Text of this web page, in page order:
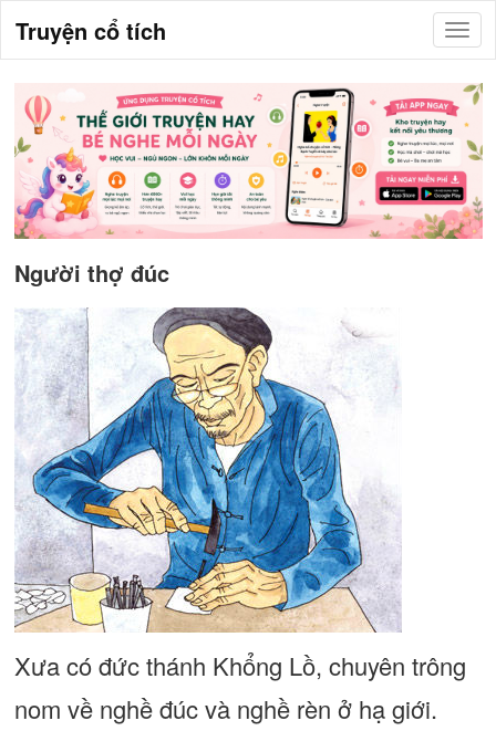
Truyện cổ tích
Người thợ đúc
Xưa có đức thánh Khổng Lồ, chuyên trông
nom về nghề đúc và nghề rèn ở hạ giới.